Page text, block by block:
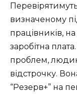
визначеному
працівників,
заробітна
проблем,
відстрочку.
“Резерв+” на